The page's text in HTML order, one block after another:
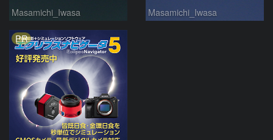
Masamichi_Iwasa Masamichi_Iwasa
PR